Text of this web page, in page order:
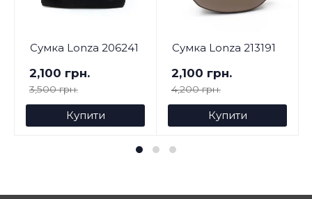
Сумка Lonza 206241
2,100 грн.
3,500 грн.
Купити
Сумка Lonza 213191
2,100 грн.
4,200 грн.
Купити